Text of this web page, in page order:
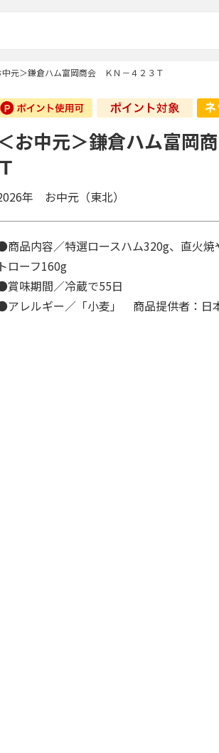
中元＞鎌倉ハム富岡商会 ＫＮ－４２３Ｔ
切
ィ
お中元＞鎌倉ハム富岡
Ｔ
年 お中元（東北）
商品内容／特選ロースハム320g、直火焼
トローフ160g
賞味期間／冷蔵で55日
アレルギー／「小麦」 商品提供者：日